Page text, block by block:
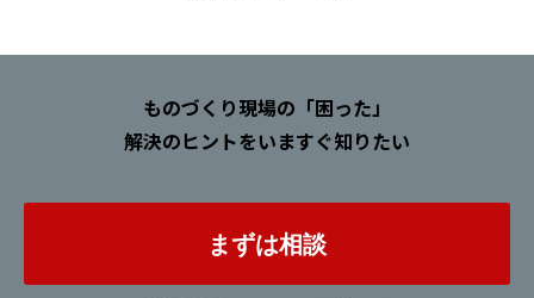
ものづくり現場の「困った」
解決のヒントをいますぐ知りたい
まずは相談